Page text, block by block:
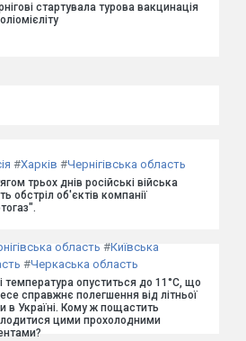
стартувала турова вакцинація
#Харків #Чернігівська область
трьох днів російські війська
обстріл об'єктів компанії
область #Київська
#Черкаська область
температура опуститься до 11°C, що
справжнє полегшення від літньої
в Україні. Кому ж пощастить
цими прохолодними